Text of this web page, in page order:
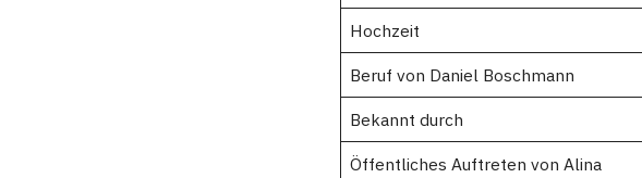
Hochzeit
Beruf von Daniel Boschmann
Bekannt durch
Öffentliches Auftreten von Alina